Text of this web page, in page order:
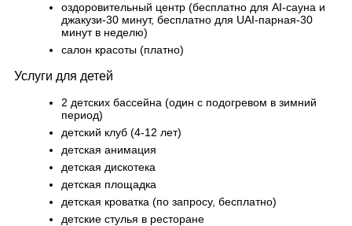
оздоровительный центр (бесплатно для AI-сауна и
джакузи-30 минут, бесплатно для UAI-парная-30
минут в неделю)
салон красоты (платно)
Услуги для детей
2 детских бассейна (один с подогревом в зимний
период)
детский клуб (4-12 лет)
детская анимация
детская дискотека
детская площадка
детская кроватка (по запросу, бесплатно)
детские стулья в ресторане